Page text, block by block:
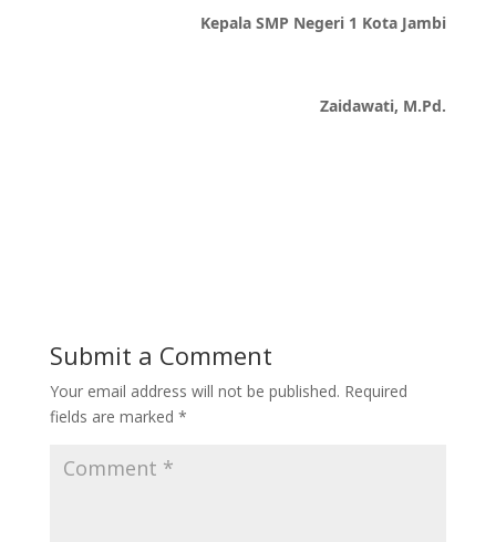
Kepala SMP Negeri 1 Kota Jambi
Zaidawati, M.Pd.
Submit a Comment
Your email address will not be published. Required
fields are marked *